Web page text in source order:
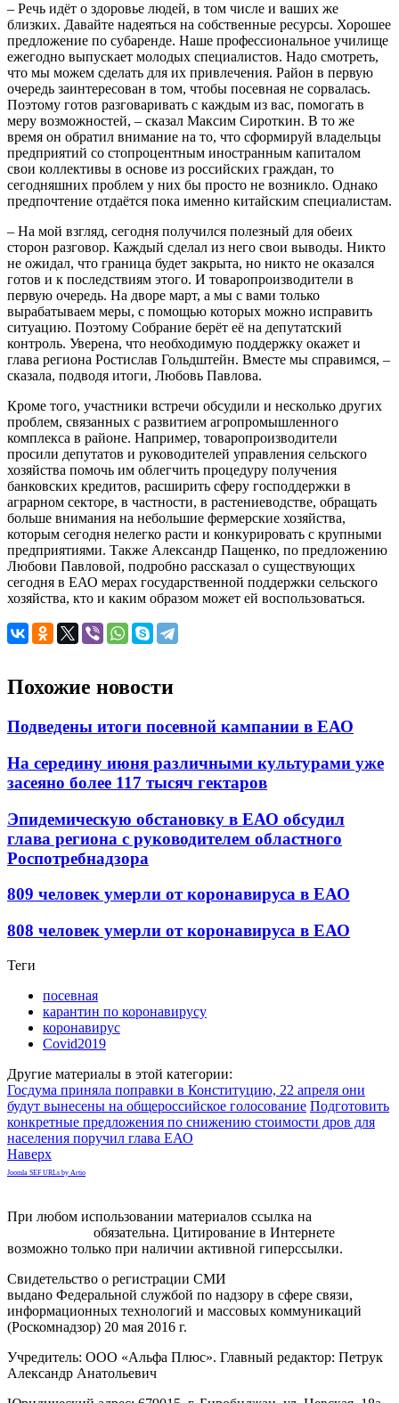
– Речь идёт о здоровье людей, в том числе и ваших же
близких. Давайте надеяться на собственные ресурсы. Хорошее
предложение по субаренде. Наше профессиональное училище
ежегодно выпускает молодых специалистов. Надо смотреть,
что мы можем сделать для их привлечения. Район в первую
очередь заинтересован в том, чтобы посевная не сорвалась.
Поэтому готов разговаривать с каждым из вас, помогать в
меру возможностей, – сказал Максим Сироткин. В то же
время он обратил внимание на то, что сформируй владельцы
предприятий со стопроцентным иностранным капиталом
свои коллективы в основе из российских граждан, то
сегодняшних проблем у них бы просто не возникло. Однако
предпочтение отдаётся пока именно китайским специалистам.
– На мой взгляд, сегодня получился полезный для обеих
сторон разговор. Каждый сделал из него свои выводы. Никто
не ожидал, что граница будет закрыта, но никто не оказался
готов и к последствиям этого. И товаропроизводители в
первую очередь. На дворе март, а мы с вами только
вырабатываем меры, с помощью которых можно исправить
ситуацию. Поэтому Собрание берёт её на депутатский
контроль. Уверена, что необходимую поддержку окажет и
глава региона Ростислав Гольдштейн. Вместе мы справимся, –
сказала, подводя итоги, Любовь Павлова.
Кроме того, участники встречи обсудили и несколько других
проблем, связанных с развитием агропромышленного
комплекса в районе. Например, товаропроизводители
просили депутатов и руководителей управления сельского
хозяйства помочь им облегчить процедуру получения
банковских кредитов, расширить сферу господдержки в
аграрном секторе, в частности, в растениеводстве, обращать
больше внимания на небольшие фермерские хозяйства,
которым сегодня нелегко расти и конкурировать с крупными
предприятиями. Также Александр Пащенко, по предложению
Любови Павловой, подробно рассказал о существующих
сегодня в ЕАО мерах государственной поддержки сельского
хозяйства, кто и каким образом может ей воспользоваться.
Похожие новости
Подведены итоги посевной кампании в ЕАО
На середину июня различными культурами уже
засеяно более 117 тысяч гектаров
Эпидемическую обстановку в ЕАО обсудил
глава региона с руководителем областного
Роспотребнадзора
809 человек умерли от коронавируса в ЕАО
808 человек умерли от коронавируса в ЕАО
Теги
посевная
карантин по коронавирусу
коронавирус
Covid2019
Другие материалы в этой категории:
Госдума приняла поправки в Конституцию, 22 апреля они
будут вынесены на общероссийское голосование Подготовить
конкретные предложения по снижению стоимости дров для
населения поручил глава ЕАО
Наверх
Joomla SEF URLs by Artio
При любом использовании материалов ссылка на
обязательна. Цитирование в Интернете
возможно только при наличии активной гиперссылки.
Свидетельство о регистрации СМИ
выдано Федеральной службой по надзору в сфере связи,
информационных технологий и массовых коммуникаций
(Роскомнадзор) 20 мая 2016 г.
Учредитель: ООО «Альфа Плюс». Главный редактор: Петрук
Александр Анатольевич